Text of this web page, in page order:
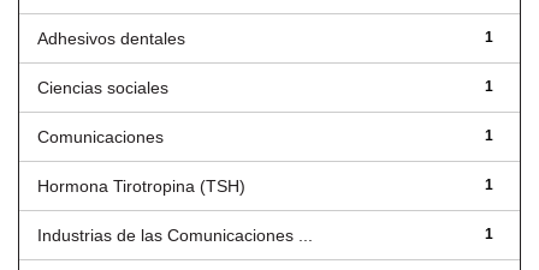
1
Adhesivos dentales
1
Ciencias sociales
1
Comunicaciones
1
Hormona Tirotropina (TSH)
1
Industrias de las Comunicaciones ...